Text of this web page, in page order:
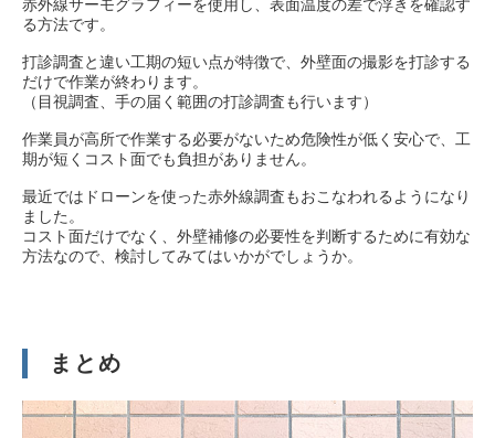
赤外線サーモグラフィーを使用し、表面温度の差で浮きを確認す
る方法です。
打診調査と違い工期の短い点が特徴で、外壁面の撮影を打診する
だけで作業が終わります。
（目視調査、手の届く範囲の打診調査も行います）
作業員が高所で作業する必要がないため危険性が低く安心で、工
期が短くコスト面でも負担がありません。
最近ではドローンを使った赤外線調査もおこなわれるようになり
ました。
コスト面だけでなく、外壁補修の必要性を判断するために有効な
方法なので、検討してみてはいかがでしょうか。
まとめ